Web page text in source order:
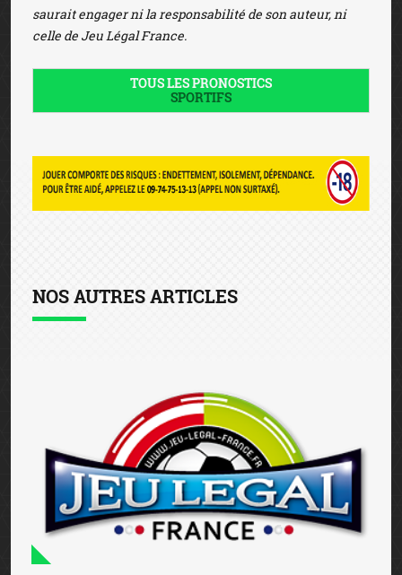
saurait engager ni la responsabilité de son auteur, ni
celle de Jeu Légal France.
TOUS LES PRONOSTICS
SPORTIFS
NOS AUTRES ARTICLES